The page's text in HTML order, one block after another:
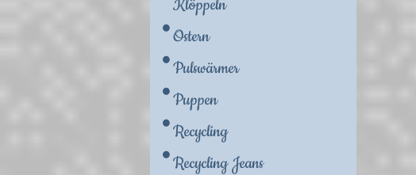
Klöppeln
Ostern
Pulswärmer
Puppen
Recycling
Recycling Jeans